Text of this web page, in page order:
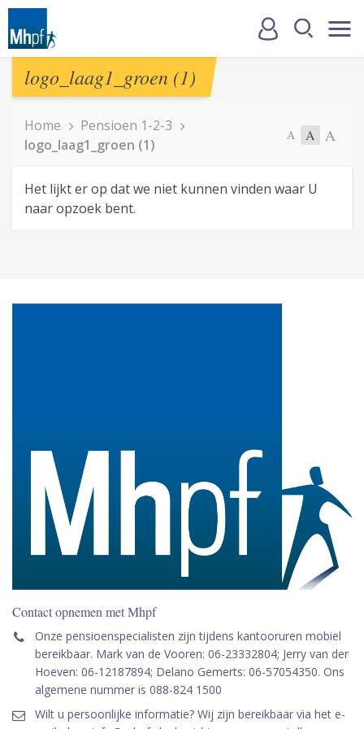
logo_laag1_groen (1)
Home
Pensioen 1-2-3
logo_laag1_groen (1)
A A A
Het lijkt er op dat we niet kunnen vinden waar U
naar opzoek bent.
Contact opnemen met Mhpf
Onze pensioenspecialisten zijn tijdens kantooruren mobiel
bereikbaar. Mark van de Vooren: 06-23332804; Jerry van der
Hoeven: 06-12187894; Delano Gemerts: 06-57054350. Ons
algemene nummer is 088-824 1500
Wilt u persoonlijke informatie? Wij zijn bereikbaar via het e-